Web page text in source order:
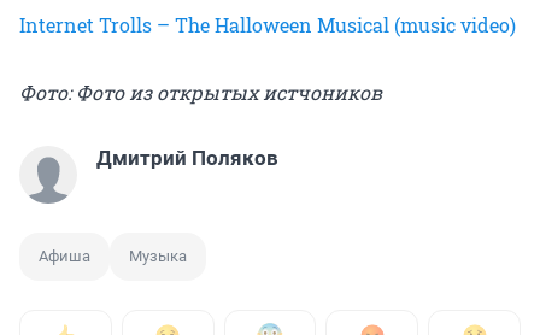
Internet Trolls – The Halloween Musical (music video)
Фото: Фото из открытых истчоников
Дмитрий Поляков
Афиша Музыка